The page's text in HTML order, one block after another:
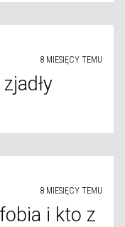
8 MIESIĘCY TEMU
8 MIESIĘCY TEMU
i kto z